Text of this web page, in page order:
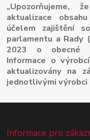
„Upozorňujeme,
aktualizace
účelem zajištění
parlamentu a Rady
2023 o obecné
Informace o
aktualizovány na
jednotlivými výrobci
Informace pro